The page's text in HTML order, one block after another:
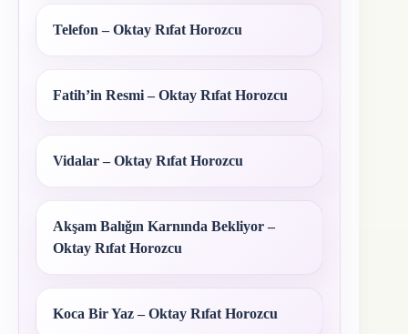
Telefon – Oktay Rıfat Horozcu
Fatih’in Resmi – Oktay Rıfat Horozcu
Vidalar – Oktay Rıfat Horozcu
Akşam Balığın Karnında Bekliyor –
Oktay Rıfat Horozcu
Koca Bir Yaz – Oktay Rıfat Horozcu